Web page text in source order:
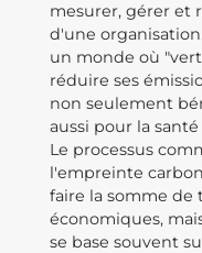
mesurer, gérer et
d'une
un monde où
réduire ses
non seulement
aussi pour la
Le processus
l'empreinte
faire la somme de
économiques,
se base souvent